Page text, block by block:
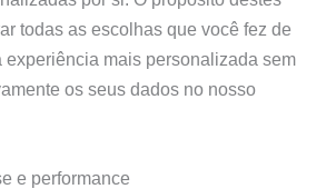
todas as escolhas que você fez de
experiência mais personalizada sem
os seus dados no nosso
e performance